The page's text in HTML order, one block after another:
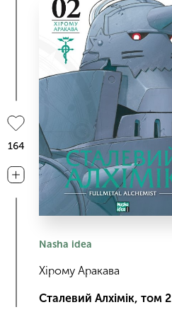
Nasha idea
Хірому Аракава
Сталевий Алхімік, том 2
164